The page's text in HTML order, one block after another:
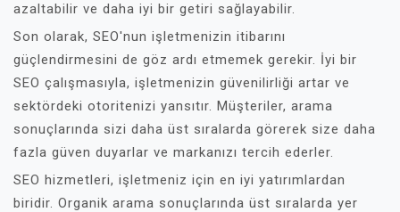
azaltabilir ve daha iyi bir getiri sağlayabilir.
Son olarak, SEO'nun işletmenizin itibarını
güçlendirmesini de göz ardı etmemek gerekir. İyi bir
SEO çalışmasıyla, işletmenizin güvenilirliği artar ve
sektördeki otoritenizi yansıtır. Müşteriler, arama
sonuçlarında sizi daha üst sıralarda görerek size daha
fazla güven duyarlar ve markanızı tercih ederler.
SEO hizmetleri, işletmeniz için en iyi yatırımlardan
biridir. Organik arama sonuçlarında üst sıralarda yer